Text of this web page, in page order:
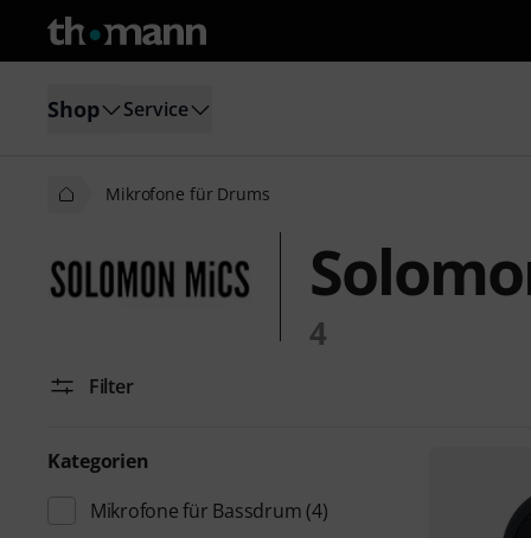
Shop Service
Mikrofone für Drums
4
Filter
Kategorien
Mikrofone für Bassdrum (4)